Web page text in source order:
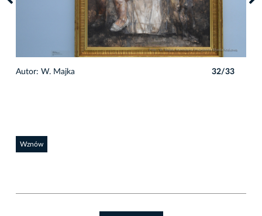
Autor: W. Majka 32/33
Wznów